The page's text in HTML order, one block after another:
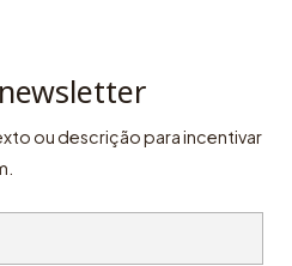
ou descrição para incentivar